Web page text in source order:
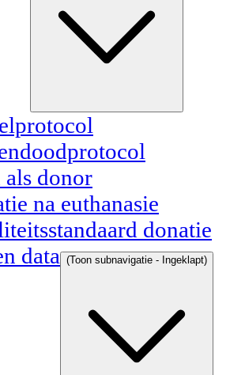
donor
na euthanasie
donatie
data
(Toon subnavigatie - Ingeklapt)